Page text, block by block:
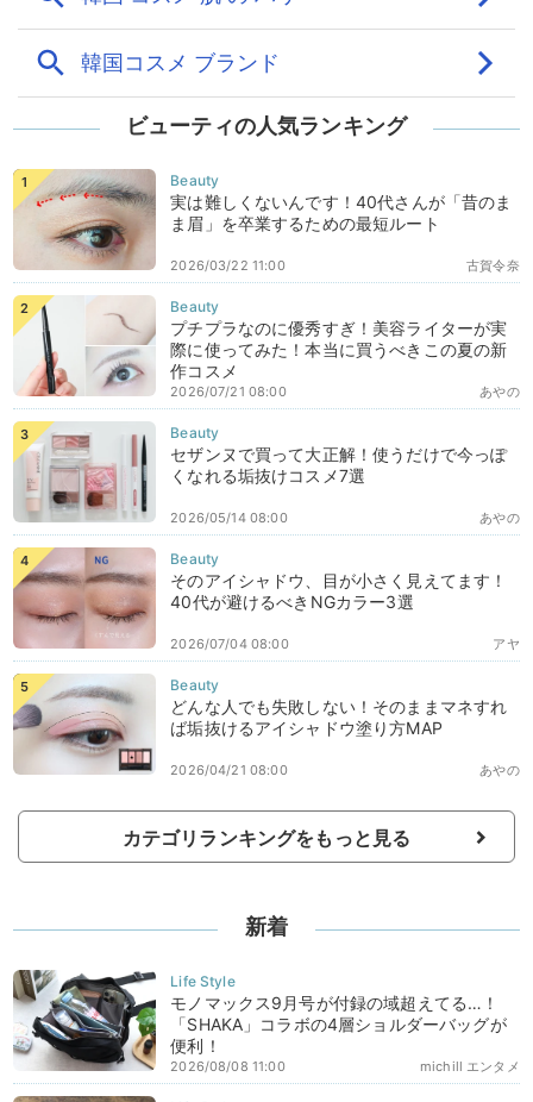
ビューティの人気ランキング
実は難しくないんです！40代さんが「昔のま
ま眉」を卒業するための最短ルート
古賀令奈
2026/03/22 11:00
プチプラなのに優秀すぎ！美容ライターが実
際に使ってみた！本当に買うべきこの夏の新
作コスメ
あやの
2026/07/21 08:00
セザンヌで買って大正解！使うだけで今っぽ
くなれる垢抜けコスメ7選
あやの
2026/05/14 08:00
そのアイシャドウ、目が小さく見えてます！
40代が避けるべきNGカラー3選
アヤ
2026/07/04 08:00
どんな人でも失敗しない！そのままマネすれ
ば垢抜けるアイシャドウ塗り方MAP
あやの
2026/04/21 08:00
カテゴリランキングをもっと見る
新着
モノマックス9月号が付録の域超えてる…！
「SHAKA」コラボの4層ショルダーバッグが
便利！
michill エンタメ
2026/08/08 11:00